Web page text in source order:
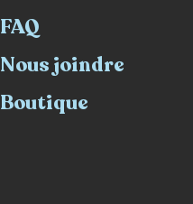
FAQ
Nous joindre
Boutique